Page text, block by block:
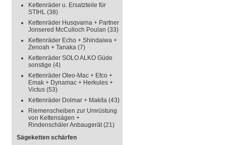
Kettenräder u. Ersatzteile für
STIHL (38)
Kettenräder Husqvarna + Partner
Jonsered McCulloch Poulan (33)
Kettenräder Echo + Shindaiwa +
Zenoah + Tanaka (7)
Kettenräder SOLO ALKO Güde
sonstige (4)
Kettenräder Oleo-Mac + Efco +
Emak + Dynamac + Herkules +
Victus (53)
Kettenräder Dolmar + Makita (43)
Riemenscheiben zur Umrüstung
von Kettensägen +
Rindenschäler Anbaugerät(21)
Sägeketten schärfen